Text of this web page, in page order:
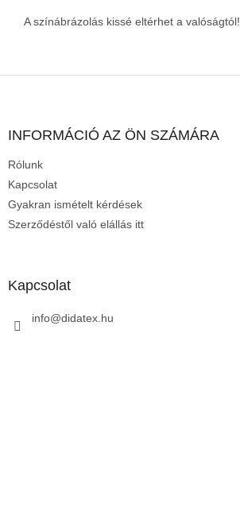
A színábrázolás kissé eltérhet a valóságtól!
INFORMÁCIÓ AZ ÖN SZÁMÁRA
Rólunk
Kapcsolat
Gyakran ismételt kérdések
Szerződéstől való elállás itt
Kapcsolat
info@didatex.hu